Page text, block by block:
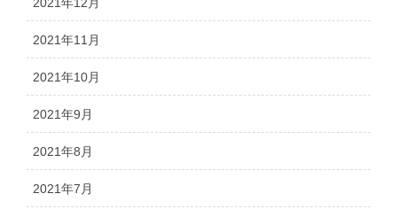
2021年11月
2021年10月
2021年9月
2021年8月
2021年7月